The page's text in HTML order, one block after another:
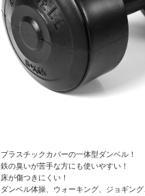
プラスチックカバーの一体型ダンベル！
鉄の臭いが苦手な方にも使いやすい！
床が傷つきにくい！
ダンベル体操、ウォーキング、ジョギング